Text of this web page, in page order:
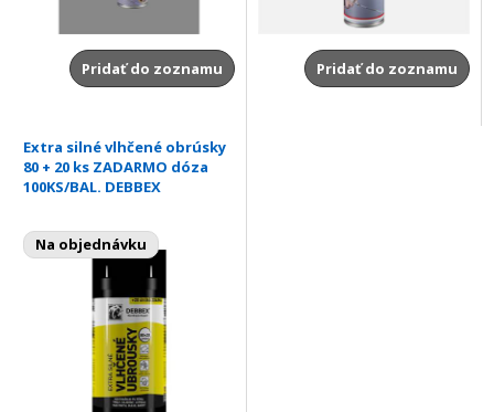
Pridať do zoznamu Pridať do zoznamu
Extra silné vlhčené obrúsky
80 + 20 ks ZADARMO dóza
100KS/BAL. DEBBEX
Na objednávku